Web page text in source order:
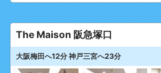
The Maison 阪急塚口
大阪梅田へ12分 神戸三宮へ23分